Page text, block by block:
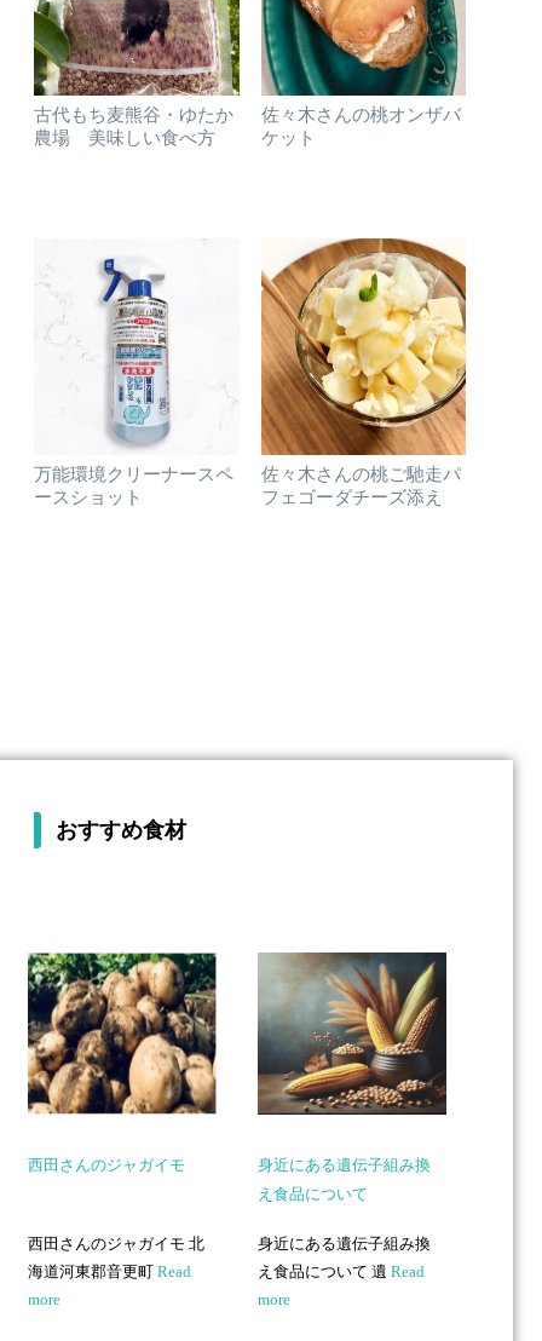
古代もち麦熊谷・ゆたか
農場 美味しい食べ方
佐々木さんの桃オンザバ
ケット
万能環境クリーナースペ
ースショット
佐々木さんの桃ご馳走パ
フェゴーダチーズ添え
おすすめ食材
西田さんのジャガイモ
西田さんのジャガイモ 北
海道河東郡音更町Read
more
身近にある遺伝子組み換
え食品について
身近にある遺伝子組み換
え食品について 遺Read
more